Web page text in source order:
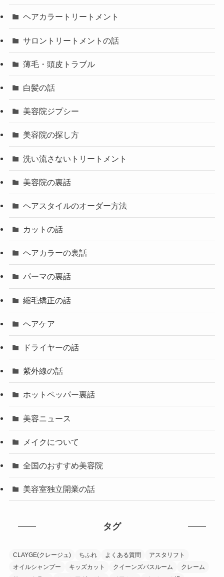
ヘアカラートリートメント
サロントリートメントの話
薄毛・頭皮トラブル
白髪の話
美容院ジプシー
美容院の探し方
洗い流さないトリートメント
美容院の裏話
ヘアスタイルのオーダー方法
カットの話
ヘアカラーの裏話
パーマの裏話
縮毛矯正の話
ヘアケア
ドライヤーの話
紫外線の話
ホットペッパー裏話
美容ニュース
メイクについて
全国のおすすめ美容院
美容室独立開業の話
タグ
CLAYGE(クレージュ) ちふれ よくある質問
アスタリフト
オイルシャンプー
キッズカット クイーンズバスルーム
クレーム